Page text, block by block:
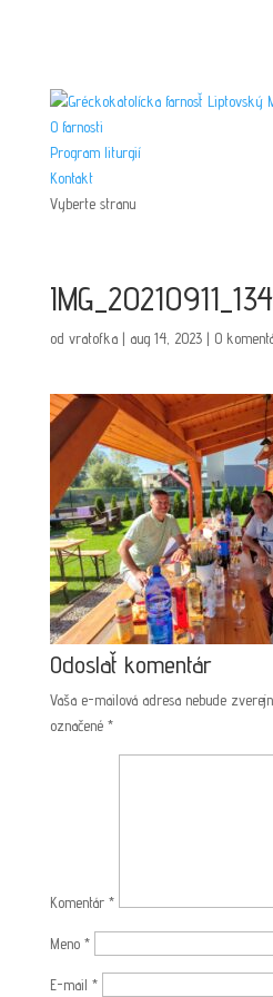
O farnosti
Program liturgií
Kontakt
Vyberte stranu
od vratofka| aug 14, 2023| 0
Odoslať komentár
Vaša e-mailová adresa nebude
označené *
Komentár *
Meno *
E-mail *